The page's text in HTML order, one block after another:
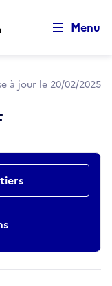
Menu
à jour le 20/02/2025